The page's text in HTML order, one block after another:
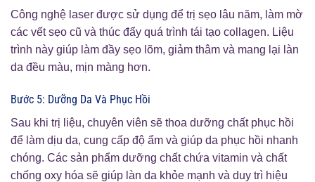
Công nghệ laser được sử dụng để trị sẹo lâu năm, làm mờ
các vết sẹo cũ và thúc đẩy quá trình tái tạo collagen. Liệu
trình này giúp làm đầy sẹo lõm, giảm thâm và mang lại làn
da đều màu, mịn màng hơn.
Bước 5: Dưỡng Da Và Phục Hồi
Sau khi trị liệu, chuyên viên sẽ thoa dưỡng chất phục hồi
để làm dịu da, cung cấp độ ẩm và giúp da phục hồi nhanh
chóng. Các sản phẩm dưỡng chất chứa vitamin và chất
chống oxy hóa sẽ giúp làn da khỏe mạnh và duy trì hiệu